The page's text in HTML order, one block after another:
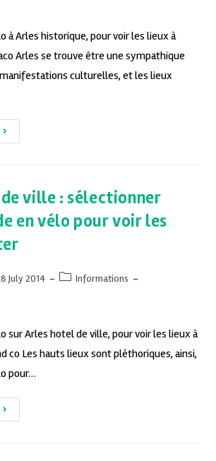
à Arles historique, pour voir les lieux à
Arles se trouve être une sympathique
culturelles, et les lieux
ville : sélectionner
en vélo pour voir les
July 2014
Informations
sur Arles hotel de ville, pour voir les lieux à
co Les hauts lieux sont pléthoriques, ainsi,
pour…